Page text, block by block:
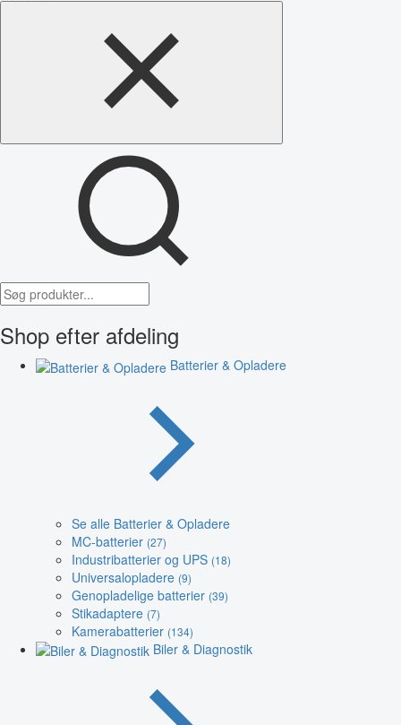
Shop efter afdeling
Batterier & Opladere
Se alle Batterier & Opladere
MC-batterier (27)
Industribatterier og UPS (18)
Universalopladere (9)
Genopladelige batterier (39)
Stikadaptere (7)
Kamerabatterier (134)
Biler & Diagnostik